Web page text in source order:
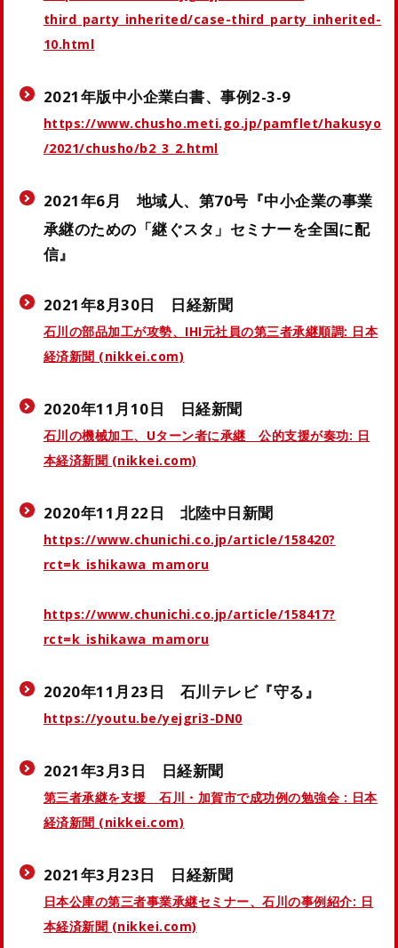
third_party_inherited/case-third_party_inherited-
10.html
2021年版中小企業白書、事例2-3-9
https://www.chusho.meti.go.jp/pamflet/hakusyo
/2021/chusho/b2_3_2.html
2021年6月 地域人、第70号『中小企業の事業
承継のための「継ぐスタ」セミナーを全国に配
信』
2021年8月30日 日経新聞
石川の部品加工が攻勢、IHI元社員の第三者承継順調: 日本
経済新聞 (nikkei.com)
2020年11月10日 日経新聞
石川の機械加工、Uターン者に承継 公的支援が奏功: 日
本経済新聞 (nikkei.com)
2020年11月22日 北陸中日新聞
https://www.chunichi.co.jp/article/158420?
rct=k_ishikawa_mamoru
https://www.chunichi.co.jp/article/158417?
rct=k_ishikawa_mamoru
2020年11月23日 石川テレビ『守る』
https://youtu.be/yejgri3-DN0
2021年3月3日 日経新聞
第三者承継を支援 石川・加賀市で成功例の勉強会 : 日本
経済新聞 (nikkei.com)
2021年3月23日 日経新聞
日本公庫の第三者事業承継セミナー、石川の事例紹介: 日
本経済新聞 (nikkei.com)